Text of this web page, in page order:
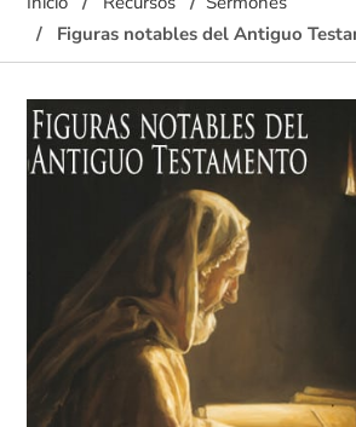
Figuras notables del Antiguo